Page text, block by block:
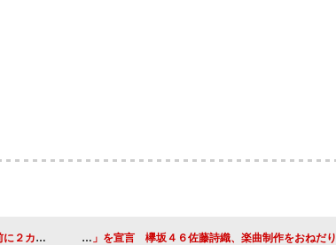
カル特訓 土屋太鳳「愛情と生きる！」を宣言 欅坂４６佐藤詩織、楽曲制作をおねだり